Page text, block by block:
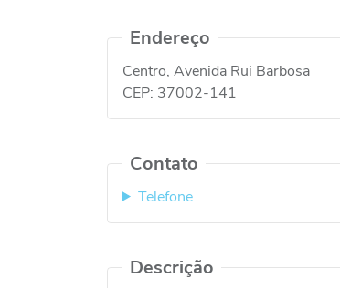
Endereço
Centro, Avenida Rui Barbosa
CEP: 37002-141
Contato
Telefone
Descrição